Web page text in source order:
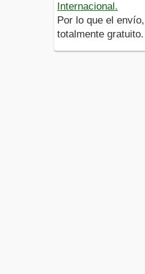
Internacional.
Por lo que el
totalmente gratuito.